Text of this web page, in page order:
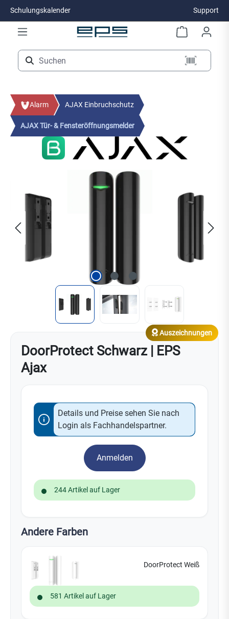
Zum Hauptinhalt springen
Schulungskalender Support
Alarm AJAX Einbruchschutz
AJAX Tür- & Fensteröffnungsmelder
Bildergalerie überspringen
DoorProtect Schwarz | EPS
Ajax
Auszeichnungen
Details und Preise sehen Sie nach
Login als Fachhandelspartner.
Anmelden
244 Artikel auf Lager
Andere Farben
DoorProtect Weiß
581 Artikel auf Lager